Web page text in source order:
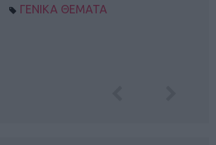
ΓΕΝΙΚΑ ΘΕΜΑΤΑ